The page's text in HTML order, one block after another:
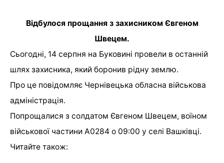
Відбулося прощання з захисником Євгеном
Швецем.
Сьогодні, 14 серпня на Буковині провели в останній
шлях захисника, який боронив рідну землю.
Про це повідомляє Чернівецька обласна військова
адміністрація.
Попрощалися з солдатом Євгеном Швецем, воїном
військової частини А0284 о 09:00 у селі Вашківці.
Читайте також: